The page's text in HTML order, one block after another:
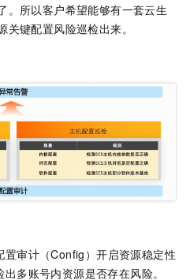
。所以客户希望能够有一套云生
键配置风险巡检出来。
审计（Config）开启资源稳定性
多账号内资源是否存在风险。